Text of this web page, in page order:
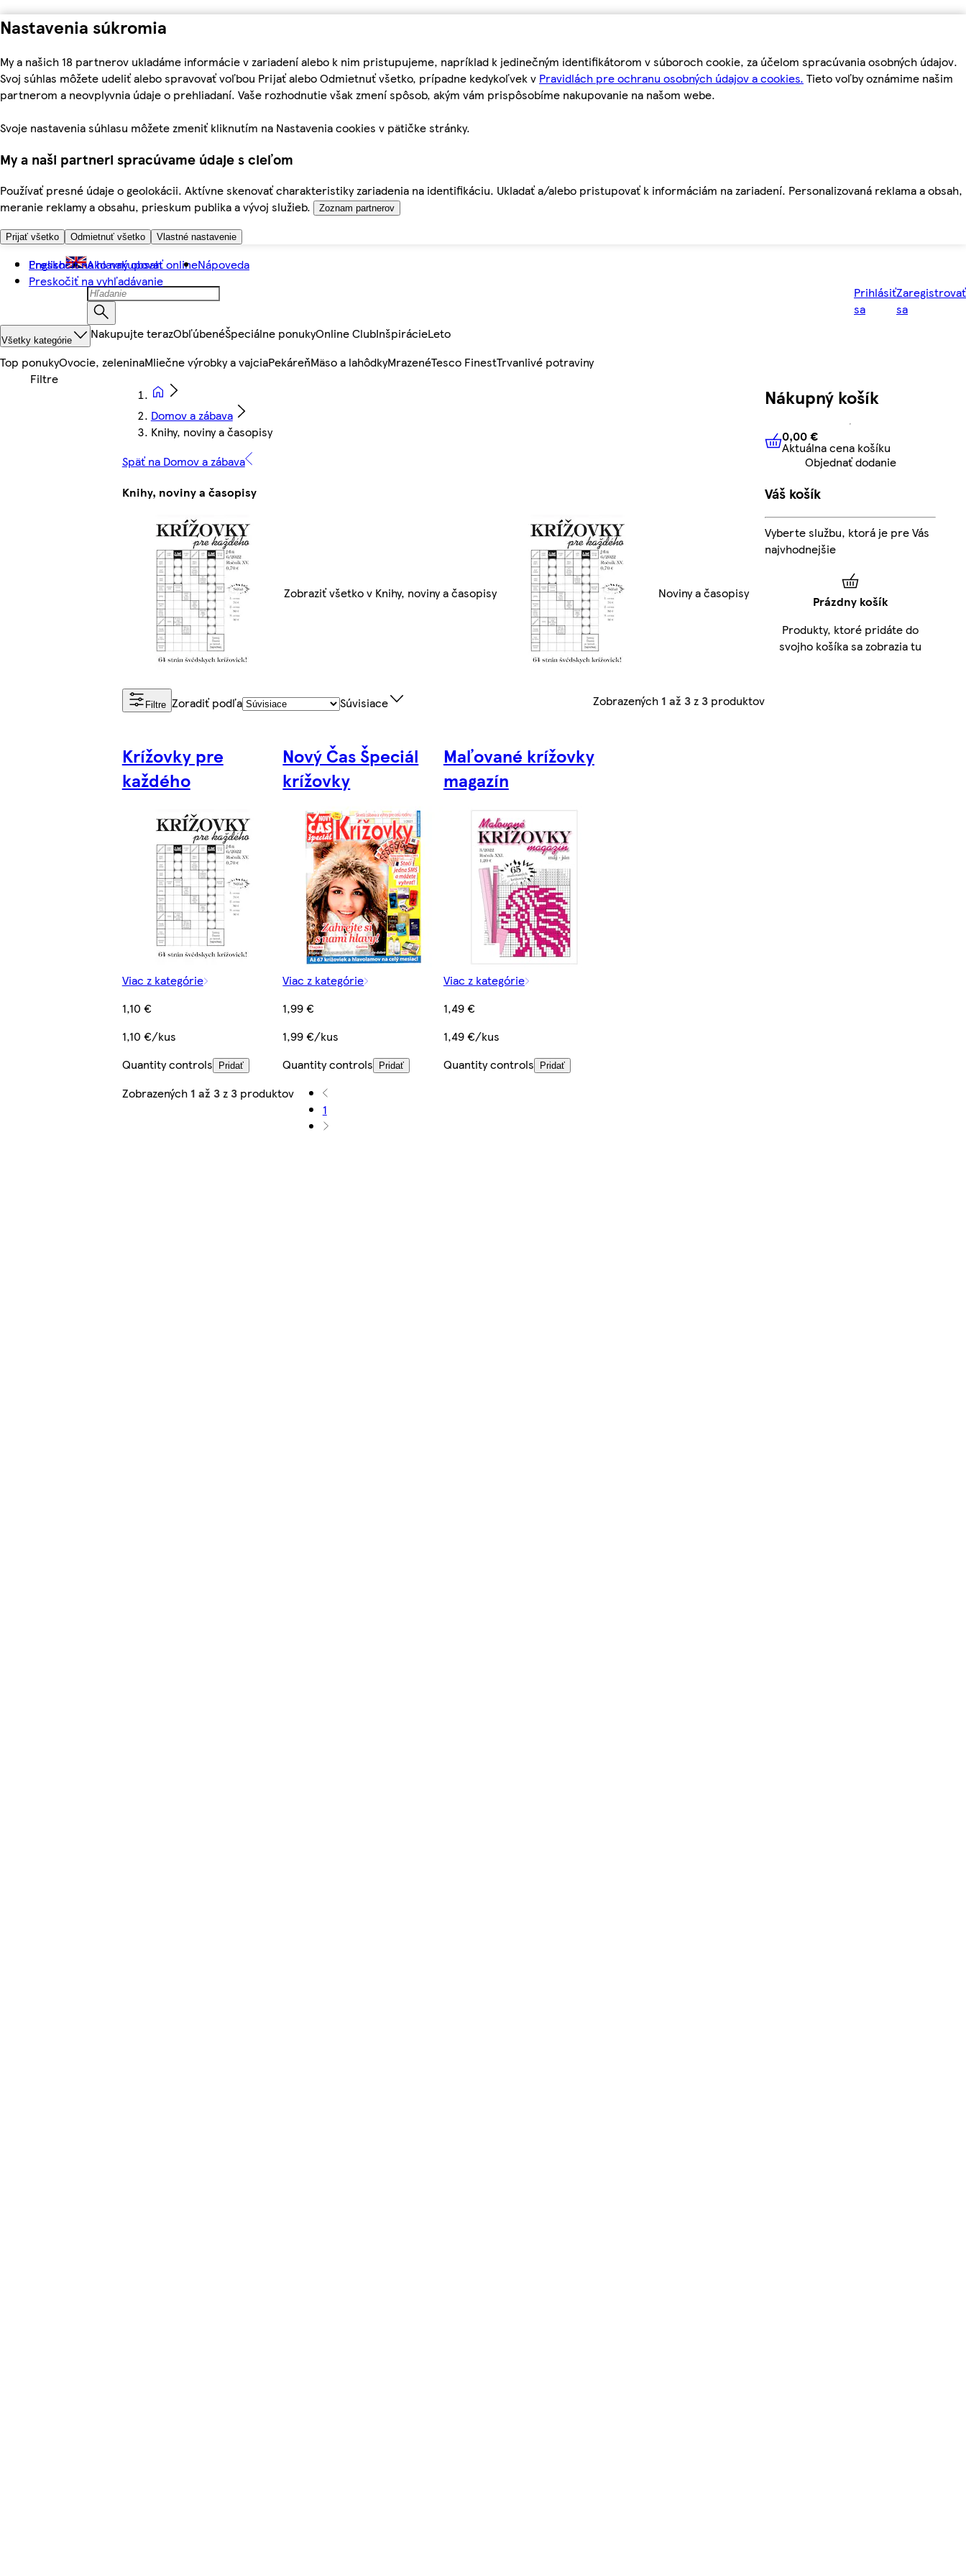
Nastavenia súkromia
My a našich 18 partnerov ukladáme informácie v zariadení alebo k nim pristupujeme, napríklad k jedinečným identifikátorom v súboroch cookie, za účelom spracúvania osobných údajov.
Svoj súhlas môžete udeliť alebo spravovať voľbou Prijať alebo Odmietnuť všetko, prípadne kedykoľvek v Pravidlách pre ochranu osobných údajov a cookies. Tieto voľby oznámime našim
partnerom a neovplyvnia údaje o prehliadaní. Vaše rozhodnutie však zmení spôsob, akým vám prispôsobíme nakupovanie na našom webe.
Svoje nastavenia súhlasu môžete zmeniť kliknutím na Nastavenia cookies v pätičke stránky.
My a naši partneri spracúvame údaje s cieľom
Používať presné údaje o geolokácii. Aktívne skenovať charakteristiky zariadenia na identifikáciu. Ukladať a/alebo pristupovať k informáciám na zariadení. Personalizovaná reklama a obsah,
meranie reklamy a obsahu, prieskum publika a vývoj služieb.
Zoznam partnerov
Prijať všetko Odmietnuť všetko Vlastné nastavenie
Preskočiť na hlavný obsah
Preskočiť na vyhľadávanie
English Ako nakupovať onlineNápoveda
Prihlásiť
sa
Zaregistrovať
sa
Všetky kategórie Nakupujte terazObľúbenéŠpeciálne ponukyOnline ClubInšpirácieLeto
Top ponukyOvocie, zeleninaMliečne výrobky a vajciaPekáreňMäso a lahôdkyMrazenéTesco FinestTrvanlivé potraviny
Domov a zábava
Knihy, noviny a časopisy
Späť na Domov a zábava
Knihy, noviny a časopisy
Zobraziť všetko v Knihy, noviny a časopisy Noviny a časopisy
Filtre Zoradiť podľa Súvisiace Zobrazených 1 až 3z3 produktov
Krížovky pre
každého
Viac z kategórie
1,10 €
1,10 €/kus
Quantity controls
Pridať
Nový Čas Špeciál
krížovky
Viac z kategórie
1,99 €
1,99 €/kus
Quantity controls
Pridať
Maľované krížovky
magazín
Viac z kategórie
1,49 €
1,49 €/kus
Quantity controls
Pridať
Zobrazených 1 až 3z3produktov
1
Nákupný košík
0,00 € Aktuálna cena košíku
0,00 €
Aktuálna cena košíku
Objednať dodanie
Váš košík
Vyberte službu, ktorá je pre Vás
najvhodnejšie
Prázdny košík
Produkty, ktoré pridáte do
svojho košíka sa zobrazia tu